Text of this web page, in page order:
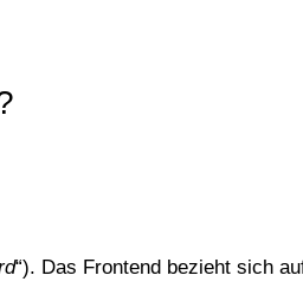
“). Das Frontend bezieht sich